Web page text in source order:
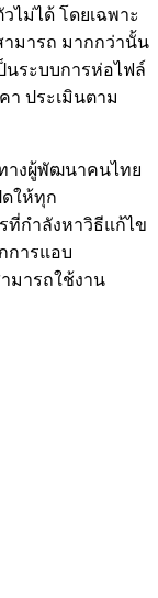
ไม่ได้ โดยเฉพาะ
มารถ มากกว่านั้น
ป็นระบบการห่อไฟล์
า ประเมินตาม
ทางผู้พัฒนาคนไทย
ดให้ทุก
ที่กำลังหาวิธีแก้ไข
การแอบ
มารถใช้งาน